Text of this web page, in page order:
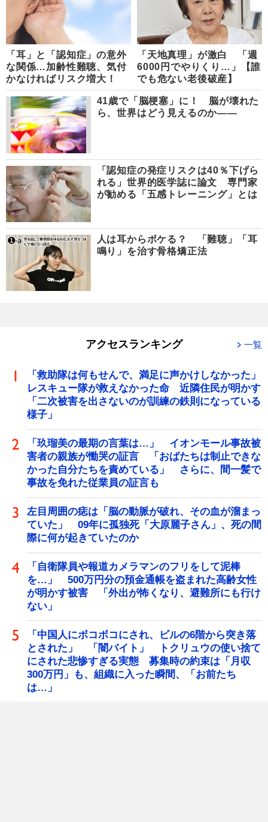
「耳」と「認知症」の意外
な関係…加齢性難聴、気付
かなければリスク増大！
「天地真理」が激白 「週
6000円でやりくり…」【誰
でも危ない老後破産】
41歳で「脳梗塞」に！ 脳が壊れた
ら、世界はどう見えるのか――
「認知症の発症リスクは40％下げら
れる」世界的医学誌に論文 専門家
が勧める「五感トレーニング」とは
人は耳からボケる？ 「難聴」「耳
鳴り」を治す骨格矯正法
アクセスランキング 一覧
「救助隊は何もせんで、満足に声かけしなかった」
レスキュー隊が救えなかった命 近隣住民が明かす
「二次被害を出さないのが訓練の鉄則になっている
様子」
「玖瑠美の最期の言葉は…」 イオンモール事故被
害者の親族が慟哭の証言 「おばたちは制止できな
かった自分たちを責めている」 さらに、間一髪で
事故を免れた従業員の証言も
左目周囲の痣は「脳の動脈が破れ、その血が溜まっ
ていた」 09年に孤独死「大原麗子さん」、死の間
際に何が起きていたのか
「自衛隊員や報道カメラマンのフリをして泥棒
を…」 500万円分の預金通帳を盗まれた高齢女性
が明かす被害 「外出が怖くなり、避難所にも行け
ない」
「中国人にボコボコにされ、ビルの6階から突き落
とされた」 「闇バイト」 トクリュウの使い捨て
にされた悲惨すぎる実態 募集時の約束は「月収
300万円」も、組織に入った瞬間、「お前たち
は…」